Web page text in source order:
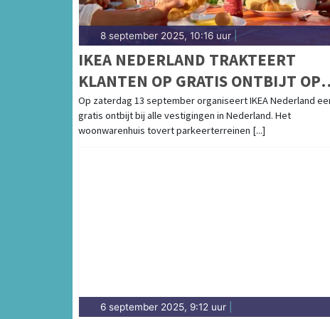
8 september 2025, 10:16 uur
IKEA NEDERLAND TRAKTEERT
KLANTEN OP GRATIS ONTBIJT OP
ZATERDAG 13 SEPTEMBER
Op zaterdag 13 september organiseert IKEA Nederland
gratis ontbijt bij alle vestigingen in Nederland. Het
woonwarenhuis tovert parkeerterreinen [...]
6 september 2025, 9:12 uur